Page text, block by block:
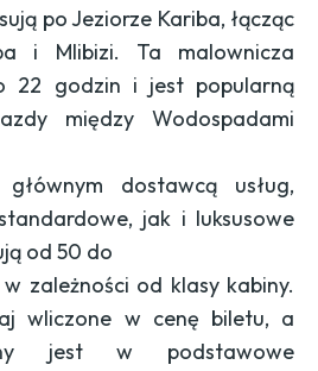
po Jeziorze Kariba, łącząc
i Mlibizi. Ta malownicza
22 godzin i jest popularną
między Wodospadami
dostawcą usług,
jak i luksusowe
od 50 do
zależności od klasy kabiny.
wliczone w cenę biletu, a
jest w podstawowe